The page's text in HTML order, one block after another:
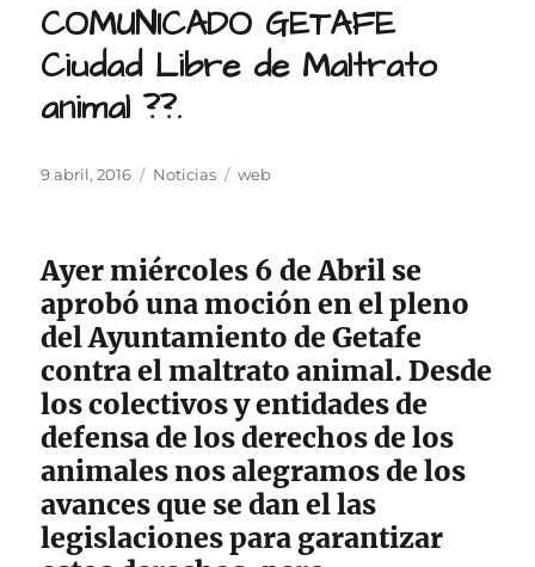
COMUNICADO GETAFE
Ciudad Libre de Maltrato
animal ??.
Publicado
9 abril, 2016 Categorías
Noticias Etiquetas
web
Ayer miércoles 6 de Abril se
aprobó una moción en el pleno
del Ayuntamiento de Getafe
contra el maltrato animal. Desde
los colectivos y entidades de
defensa de los derechos de los
animales nos alegramos de los
avances que se dan el las
legislaciones para garantizar